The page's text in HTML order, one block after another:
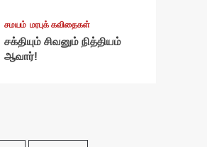
சமயம் மரபுக் கவிதைகள்
சக்தியும் சிவனும் நித்தியம்
ஆவார்!